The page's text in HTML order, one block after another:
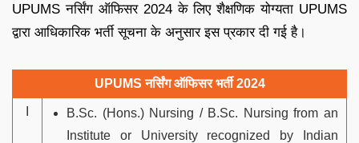
UPUMS नर्सिंग ऑफिसर 2024 के लिए शैक्षणिक योग्यता UPUMS
द्वारा आधिकारिक भर्ती सूचना के अनुसार इस प्रकार दी गई है।
UPUMS नर्सिंग ऑफिसर भर्ती 2024
B.Sc. (Hons.) Nursing / B.Sc. Nursing from an
Institute or University recognized by Indian